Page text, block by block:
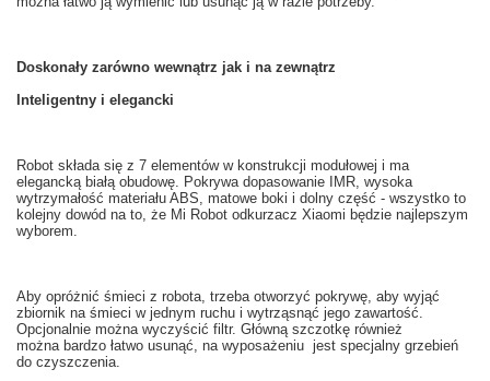
Doskonały zarówno wewnątrz jak i na zewnątrz
Inteligentny i elegancki
Robot składa się z 7 elementów w konstrukcji modułowej i ma
elegancką białą obudowę. Pokrywa dopasowanie IMR, wysoka
wytrzymałość materiału ABS, matowe boki i dolny część - wszystko to
kolejny dowód na to, że Mi Robot odkurzacz Xiaomi będzie najlepszym
wyborem.
Aby opróżnić śmieci z robota, trzeba otworzyć pokrywę, aby wyjąć
zbiornik na śmieci w jednym ruchu i wytrząsnąć jego zawartość.
Opcjonalnie można wyczyścić filtr. Główną szczotkę również
można bardzo łatwo usunąć, na wyposażeniu jest specjalny grzebień
do czyszczenia.